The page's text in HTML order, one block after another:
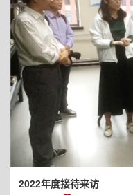
2022年度接待来访